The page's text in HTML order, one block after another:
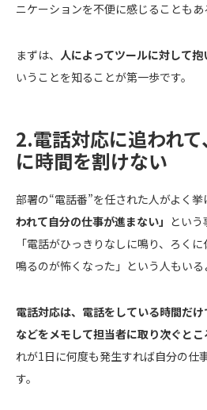
ニケーションを不便に感じることもあ
まずは、 人によってツールに対して
いうことを知ることが第一歩です。
2.電話対応に追われ
に時間を割けない
部署の“電話番”を任された人がよく挙
われて自分の仕事が進まない」 とい
「電話がひっきりなしに鳴り、ろく
鳴るのが怖くなった」という人もいる
電話対応は、電話をしている時間だ
などをメモして担当者に取り次ぐと
れが1日に何度も発生すれば自分の仕
す。